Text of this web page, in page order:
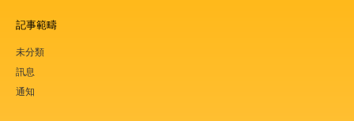
記事範疇
未分類
訊息
通知